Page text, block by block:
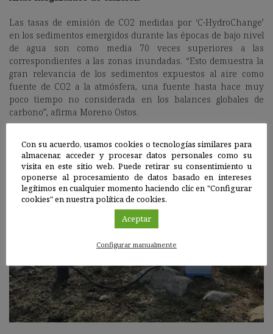
Las tasas de emisión de CO2 medidas por ‘C-HydroChange’
en los sedimentos emergidos durante las épocas de bajo nivel
de agua son como media 70 veces superiores a las
correspondientes a las zonas inundadas. “Esto demuestra la
gran relevancia de los sedimentos expuestos al aire como
fuente de CO2 a la atmósfera, una fuente hasta hace muy
poco tiempo no considerada en los balances globales de
carbono”, afirma Moreno Ostos.
Con su acuerdo, usamos cookies o tecnologías similares para
almacenar, acceder y procesar datos personales como su
visita en este sitio web. Puede retirar su consentimiento u
oponerse al procesamiento de datos basado en intereses
legítimos en cualquier momento haciendo clic en "Configurar
cookies" en nuestra política de cookies.
Aceptar
Configurar manualmente